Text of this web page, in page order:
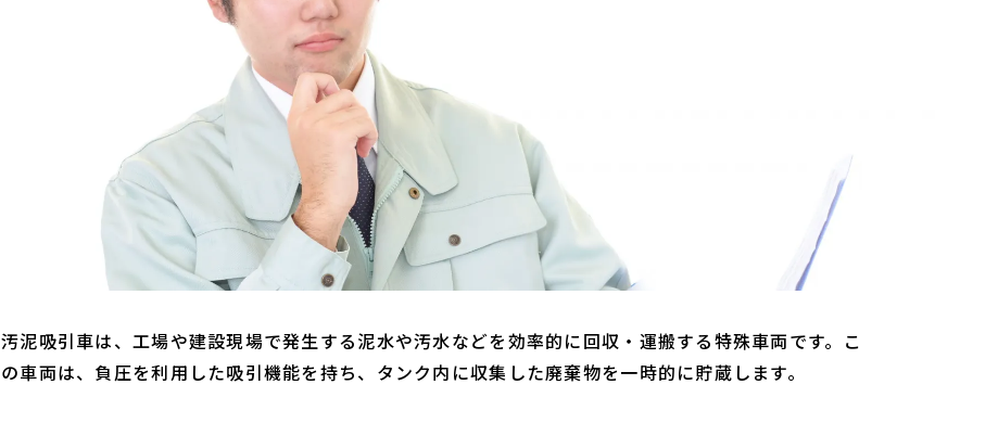
汚泥吸引車は、工場や建設現場で発生する泥水や汚水などを効率的に回収・運搬する特殊車両です。こ
の車両は、負圧を利用した吸引機能を持ち、タンク内に収集した廃棄物を一時的に貯蔵します。